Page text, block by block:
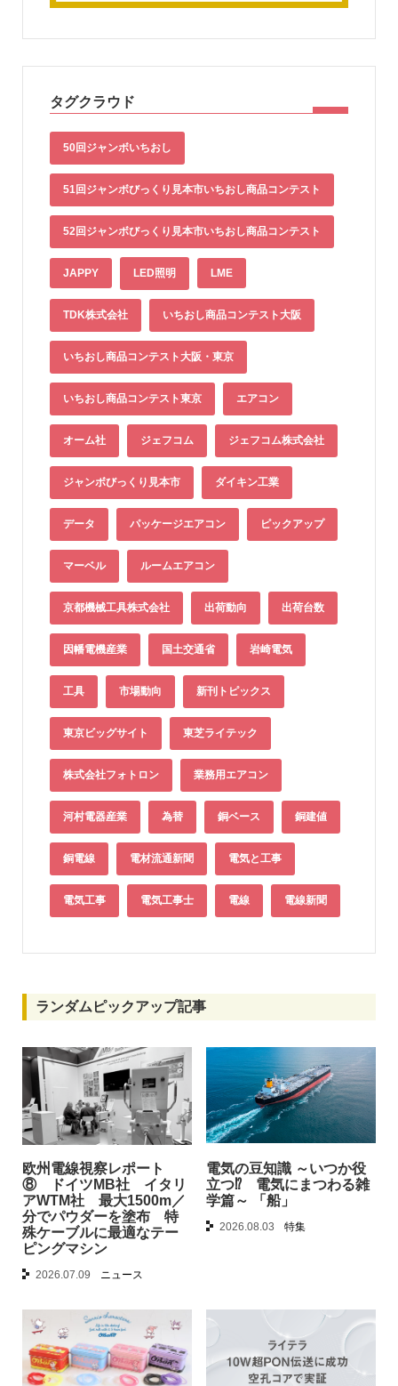
タグクラウド
50回ジャンボいちおし
51回ジャンボびっくり見本市いちおし商品コンテスト
52回ジャンボびっくり見本市いちおし商品コンテスト
JAPPY LED照明 LME
TDK株式会社 いちおし商品コンテスト大阪
いちおし商品コンテスト大阪・東京
いちおし商品コンテスト東京 エアコン
オーム社 ジェフコム ジェフコム株式会社
ジャンボびっくり見本市 ダイキン工業
データ パッケージエアコン ピックアップ
マーベル ルームエアコン
京都機械工具株式会社 出荷動向 出荷台数
因幡電機産業 国土交通省 岩崎電気
工具 市場動向 新刊トピックス
東京ビッグサイト 東芝ライテック
株式会社フォトロン 業務用エアコン
河村電器産業 為替 銅ベース 銅建値
銅電線 電材流通新聞 電気と工事
電気工事 電気工事士 電線 電線新聞
ランダムピックアップ記事
欧州電線視察レポート
⑧ ドイツMB社 イタリ
アWTM社 最大1500m／
分でパウダーを塗布 特
殊ケーブルに最適なテー
ピングマシン
2026.07.09 ニュース
電気の豆知識 ～いつか役
立つ⁉︎ 電気にまつわる雑
学篇～ 「船」
2026.08.03 特集